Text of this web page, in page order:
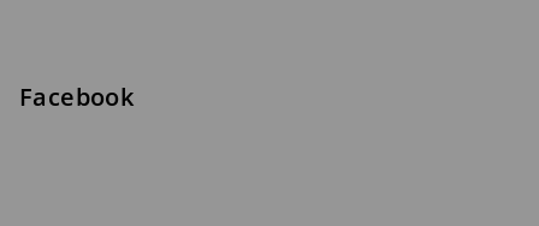
Facebook